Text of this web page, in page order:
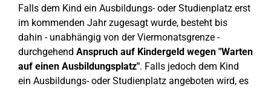
Falls dem Kind ein Ausbildungs- oder Studienplatz erst
im kommenden Jahr zugesagt wurde, besteht bis
dahin - unabhängig von der Viermonatsgrenze -
durchgehend Anspruch auf Kindergeld wegen "Warten
auf einen Ausbildungsplatz". Falls jedoch dem Kind
ein Ausbildungs- oder Studienplatz angeboten wird, es